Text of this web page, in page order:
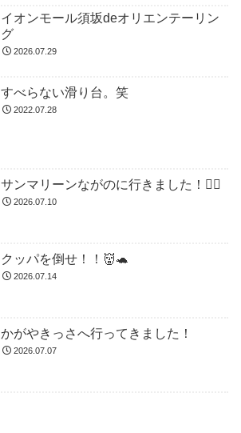
イオンモール須坂deオリエンテーリン
グ
2026.07.29
すべらない滑り台。笑
2022.07.28
サンマリーンながのに行きました！🏊🏻
2026.07.10
クッパを倒せ！！👹🐢
2026.07.14
かがやきっさへ行ってきました！
2026.07.07